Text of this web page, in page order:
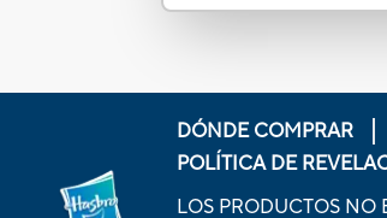
DÓNDE COMPRAR
POLÍTICA DE
LOS PRODUCTOS NO